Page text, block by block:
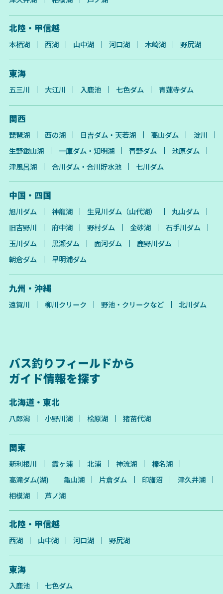
北陸・甲信越
本栖湖 西湖 山中湖 河口湖 木崎湖 野尻湖
東海
五三川 大江川 入鹿池 七色ダム 青蓮寺ダム
関西
琵琶湖 西の湖 日吉ダム・天若湖 高山ダム
淀川
生野銀山湖
一庫ダム・知明湖 青野ダム
池原ダム
津風呂湖
合川ダム・合川貯水池 七川ダム
中国・四国
旭川ダム 神龍湖 生見川ダム（山代湖）
丸山ダム
旧吉野川
府中湖 野村ダム 金砂湖
石手川ダム
玉川ダム
黒瀬ダム 面河ダム
鹿野川ダム
朝倉ダム
早明浦ダム
九州・沖縄
遠賀川 柳川クリーク 野池・クリークなど 北川ダム
バス釣りフィールドから
ガイド情報を探す
北海道・東北
八郎潟 小野川湖 桧原湖 猪苗代湖
関東
新利根川 霞ヶ浦 北浦 神流湖
榛名湖
高滝ダム(湖)
亀山湖 片倉ダム 印旛沼
津久井湖
相模湖
芦ノ湖
北陸・甲信越
西湖 山中湖 河口湖 野尻湖
東海
入鹿池 七色ダム